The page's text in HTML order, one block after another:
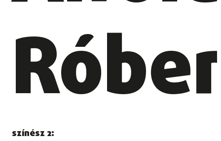
színész 2: